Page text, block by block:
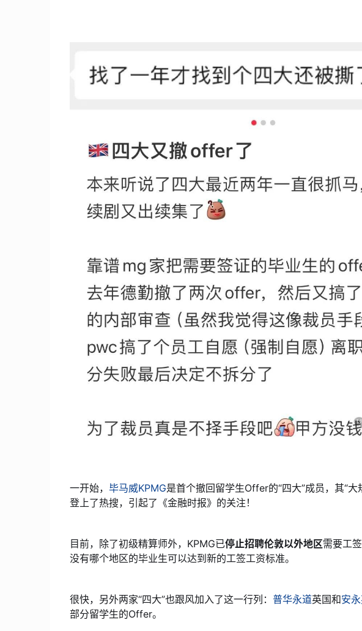
一开始， 毕马威KPMG是首个撤回留学生Offer的“四大”成员，其“
登上了热搜，引起了《金融时报》的关注！
目前，除了初级精算师外，KPMG已停止招聘伦敦以外地区需要工
没有哪个地区的毕业生可以达到新的工签工资标准。
很快，另外两家“四大”也跟风加入了这一行列： 普华永道英国和安
部分留学生的Offer。